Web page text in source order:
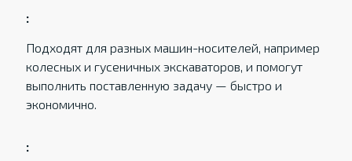
:
Подходят для разных машин-носителей, например
колесных и гусеничных экскаваторов, и помогут
выполнить поставленную задачу — быстро и
экономично.
: